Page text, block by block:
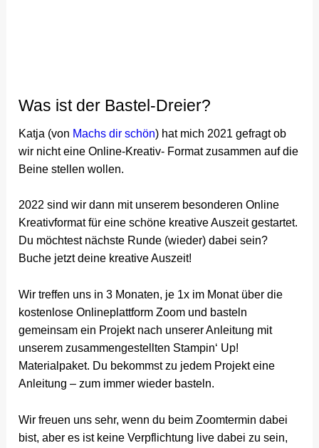
Was ist der Bastel-Dreier?
Katja (von Machs dir schön) hat mich 2021 gefragt ob
wir nicht eine Online-Kreativ- Format zusammen auf die
Beine stellen wollen.
2022 sind wir dann mit unserem besonderen Online
Kreativformat für eine schöne kreative Auszeit gestartet.
Du möchtest nächste Runde (wieder) dabei sein?
Buche jetzt deine kreative Auszeit!
Wir treffen uns in 3 Monaten, je 1x im Monat über die
kostenlose Onlineplattform Zoom und basteln
gemeinsam ein Projekt nach unserer Anleitung mit
unserem zusammengestellten Stampin‘ Up!
Materialpaket. Du bekommst zu jedem Projekt eine
Anleitung – zum immer wieder basteln.
Wir freuen uns sehr, wenn du beim Zoomtermin dabei
bist, aber es ist keine Verpflichtung live dabei zu sein,